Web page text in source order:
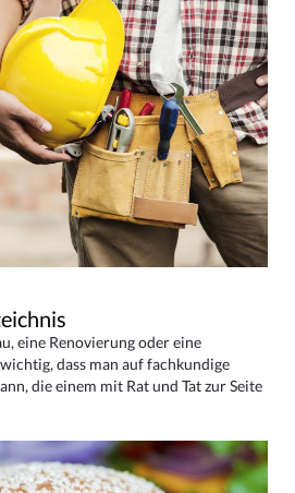
eine Renovierung oder eine
dass man auf fachkundige
die einem mit Rat und Tat zur Seite